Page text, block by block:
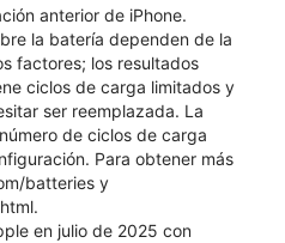
anterior de iPhone.
la batería dependen de la
factores; los resultados
ciclos de carga limitados y
ser reemplazada. La
de ciclos de carga
Para obtener más
batteries y
en julio de 2025 con